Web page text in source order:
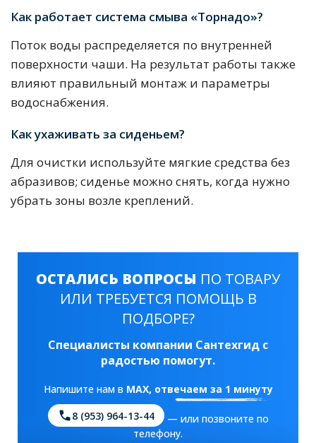
Как работает система смыва «Торнадо»?
Поток воды распределяется по внутренней
поверхности чаши. На результат работы также
влияют правильный монтаж и параметры
водоснабжения.
Как ухаживать за сиденьем?
Для очистки используйте мягкие средства без
абразивов; сиденье можно снять, когда нужно
убрать зоны возле креплений.
ОСТАЛИСЬ ВОПРОСЫ ПО ТОВАРУ
ИЛИ ТРЕБУЕТСЯ ПОМОЩЬ В
ПОДБОРЕ?
Специалисты компании Сантехгид с
радостью помогут.
Напишите нам в MAX, отвечаем за 1 минуту
8 (953) 964-13-44
— или позвоните по
телефону.